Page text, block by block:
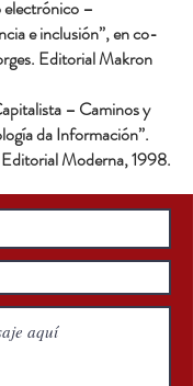
–
e inclusión”, en co-
Editorial Makron
– Caminos y
da Información”.
Moderna, 1998.